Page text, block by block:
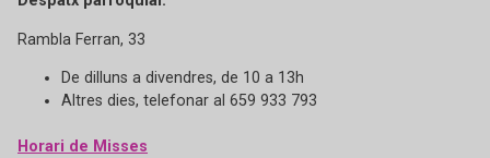
Rambla Ferran, 33
De dilluns a divendres, de 10 a 13h
Altres dies, telefonar al 659 933 793
Horari de Misses